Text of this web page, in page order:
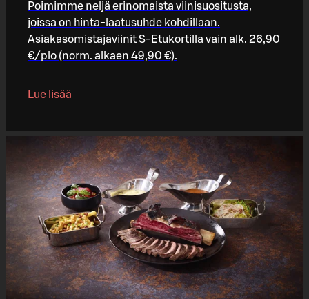
Poimimme neljä erinomaista viinisuositusta,
joissa on hinta-laatusuhde kohdillaan.
Asiakasomistajaviinit S-Etukortilla vain alk. 26,90
€/plo (norm. alkaen 49,90 €).
Lue lisää